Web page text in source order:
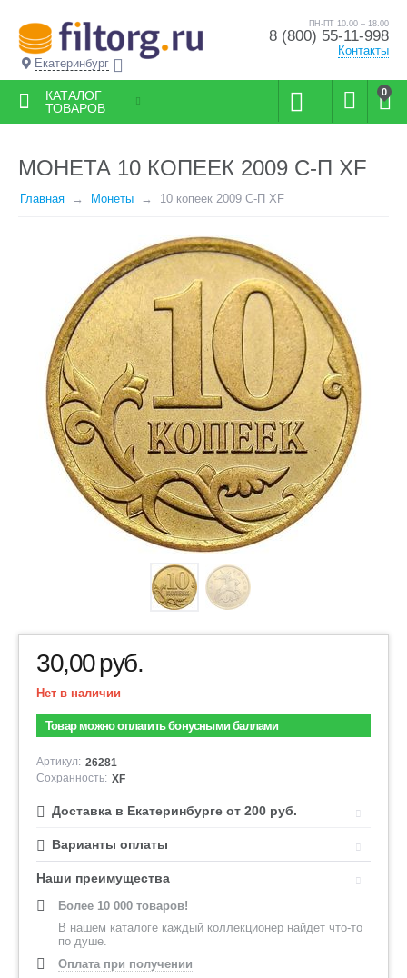
Екатеринбург
ПН-ПТ 10.00 – 18.00
8 (800) 55-11-998
Контакты
0
КАТАЛОГ
ТОВАРОВ
МОНЕТА 10 КОПЕЕК 2009 С-П XF
Главная Монеты 10 копеек 2009 С-П XF
30,00руб.
Нет в наличии
Товар можно оплатить бонусными баллами
Артикул: 26281
Сохранность: XF
Доставка в Екатеринбурге от 200 руб.
Варианты оплаты
Наши преимущества
Более 10 000 товаров!
В нашем каталоге каждый коллекционер найдет что-то
по душе.
Оплата при получении